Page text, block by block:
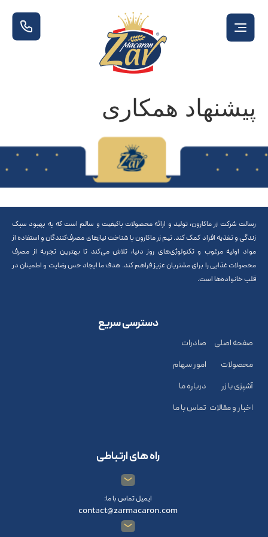
پیشنهاد همکاری
رسالت شرکت زر ماکارون، تولید و ارائه محصولات باکیفیت و سالم است که به بهبود سبک
زندگی و تغذیه افراد کمک کند. تیم زر ماکارون با شناخت نیازهای مصرف‌کنندگان و استفاده از
مواد اولیه مرغوب و تکنولوژی‌های روز دنیا، تلاش می‌کند تا بهترین تجربه از مصرف
محصولات غذایی را برای مشتریان عزیز فراهم کند. هدف ما ایجاد حس رضایت و اطمینان در
قلب خانواده‌ها است.
دسترسی سریع
صفحه اصلی
محصولات
آشپزی با زر
اخبار و مقالات
صادرات
امور سهام
درباره ما
تماس با ما
راه های ارتباطی
ایمیل تماس با ما:
contact@zarmacaron.com